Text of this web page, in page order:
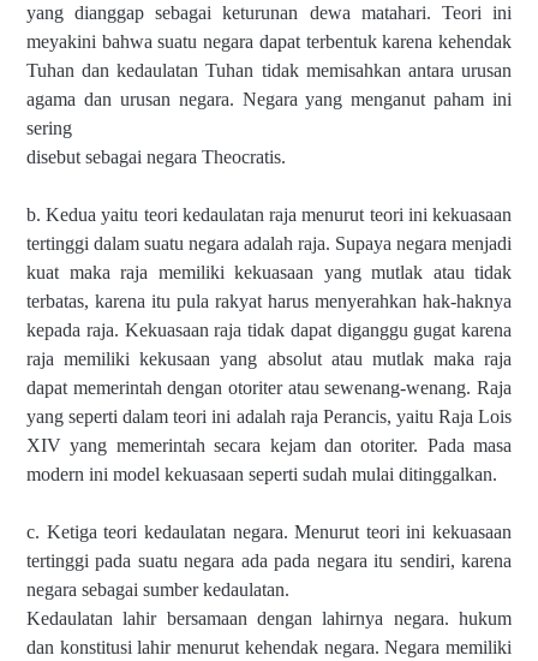
yang dianggap sebagai keturunan dewa matahari. Teori ini
meyakini bahwa suatu negara dapat terbentuk karena kehendak
Tuhan dan kedaulatan Tuhan tidak memisahkan antara urusan
agama dan urusan negara. Negara yang menganut paham ini
sering
disebut sebagai negara Theocratis.
b. Kedua yaitu teori kedaulatan raja menurut teori ini kekuasaan
tertinggi dalam suatu negara adalah raja. Supaya negara menjadi
kuat maka raja memiliki kekuasaan yang mutlak atau tidak
terbatas, karena itu pula rakyat harus menyerahkan hak-haknya
kepada raja. Kekuasaan raja tidak dapat diganggu gugat karena
raja memiliki kekusaan yang absolut atau mutlak maka raja
dapat memerintah dengan otoriter atau sewenang-wenang. Raja
yang seperti dalam teori ini adalah raja Perancis, yaitu Raja Lois
XIV yang memerintah secara kejam dan otoriter. Pada masa
modern ini model kekuasaan seperti sudah mulai ditinggalkan.
c. Ketiga teori kedaulatan negara. Menurut teori ini kekuasaan
tertinggi pada suatu negara ada pada negara itu sendiri, karena
negara sebagai sumber kedaulatan.
Kedaulatan lahir bersamaan dengan lahirnya negara. hukum
dan konstitusi lahir menurut kehendak negara. Negara memiliki